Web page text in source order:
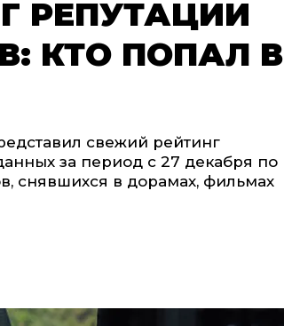
РЕПУТАЦИИ
КТО ПОПАЛ В
свежий рейтинг
за период с 27 декабря по
снявшихся в дорамах, фильмах